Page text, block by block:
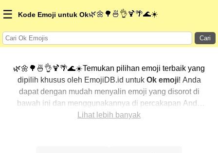
☰ Kode Emoji untuk Ok🌿🌼🌳🍜👌🍹🌴🌊☀️
Cari
🌿🌼🌳🍜👌🍹🌴🌊☀️Temukan pilihan emoji terbaik yang
dipilih khusus oleh EmojiDB.id untuk Ok emoji! Anda
dapat dengan mudah menyalin emoji yang disorot di
bawah ini dan menggunakannya di percakapan Anda
untuk menambahkan sentuhan pribadi. Kami telah
Lihat lebih banyak